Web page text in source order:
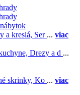
a kreslá, Ser ... viac
Drezy a d ...
skrinky, Ko ... viac